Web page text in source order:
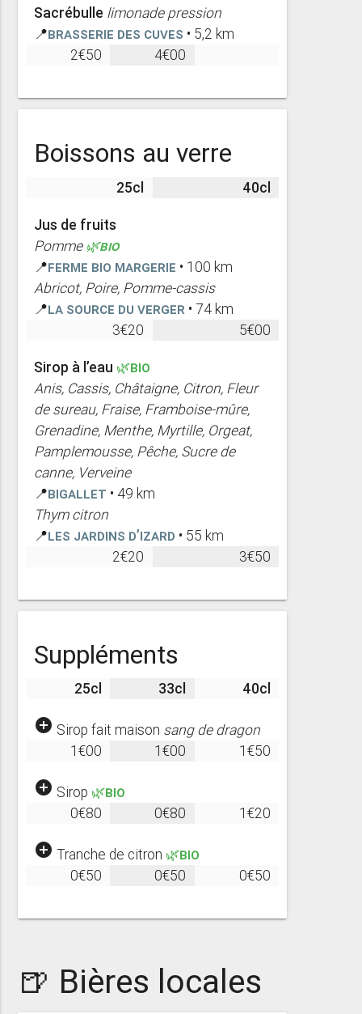
Sacrébulle limonade pression
📍Brasserie des Cuves • 5,2 km
2€50
4€00
Boissons au verre
25cl 40cl
Jus de fruits
Pomme🌿BIO
📍Ferme Bio Margerie • 100 km
Abricot, Poire, Pomme-cassis
📍La Source du Verger • 74 km
3€20
5€00
Sirop à l’eau 🌿BIO
Anis, Cassis, Châtaigne, Citron, Fleur
de sureau, Fraise, Framboise-mûre,
Grenadine, Menthe, Myrtille, Orgeat,
Pamplemousse, Pêche, Sucre de
canne, Verveine
📍Bigallet • 49 km
Thym citron
📍Les Jardins d’Izard • 55 km
2€20
3€50
Suppléments
25cl 33cl 40cl
add_circle Sirop fait maison sang de dragon
1€00
1€00 1€50
add_circle Sirop 🌿BIO
0€80
0€80 1€20
add_circle Tranche de citron 🌿BIO
0€50
0€50 0€50
🍺 Bières locales